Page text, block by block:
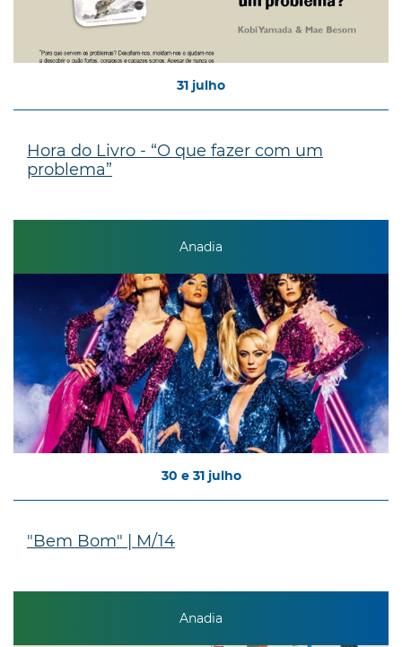
31 julho
Hora do Livro - “O que fazer com um
problema”
Anadia
30 e 31 julho
"Bem Bom" | M/14
Anadia